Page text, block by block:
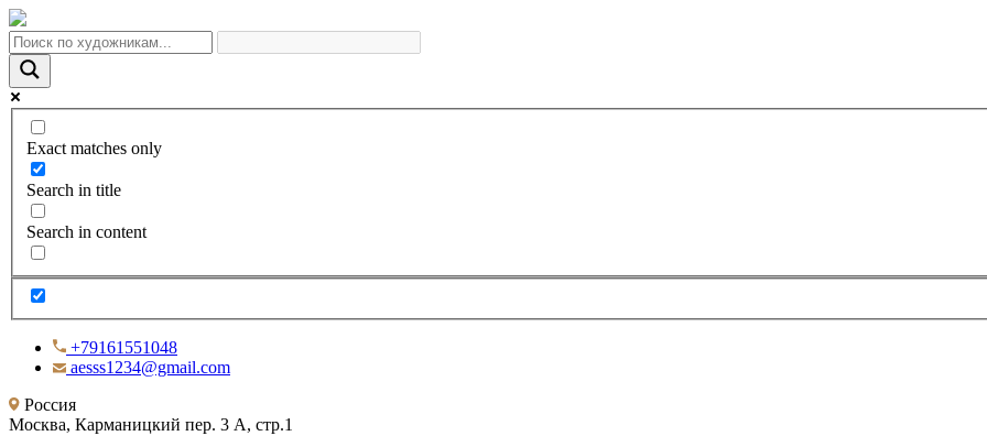
Exact matches only
Search in title
Search in content
+79161551048
aesss1234@gmail.com
Россия
Москва, Карманицкий пер. 3 А, стр.1